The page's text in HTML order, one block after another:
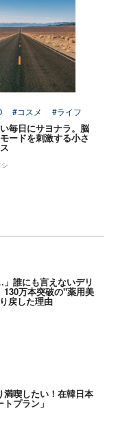
#コスメ #ライフ
毎日にサヨナラ。脳
ードを刺激する小さ
誰にも言えないデリ
130万本突破の"薬用美
戻した理由
喫したい！在韓日本
プラン」